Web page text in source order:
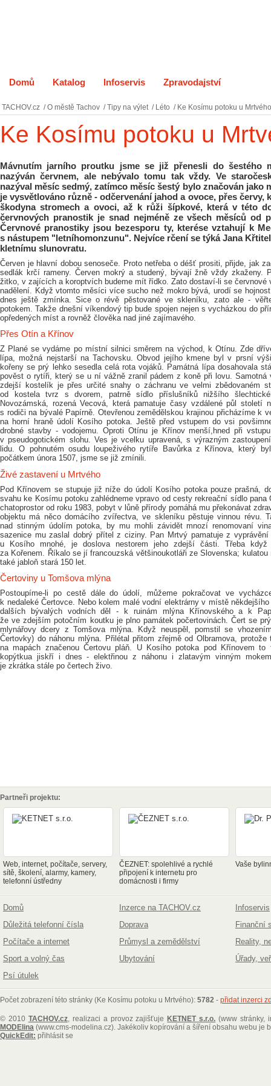
Domů Katalog Infoservis Zpravodajství
TACHOV.cz / O městě Tachov / Tipy na výlet / Léto / Ke Kosímu potoku u Mrtvého
Ke Kosímu potoku u
Mávnutím jarního proutku jsme se již přenesli do šestého
nazýván červnem, ale nebývalo tomu tak vždy. Ve
nazýval měsíc sedmý, zatímco měsíc šestý bylo značován jako
je vysvětlováno různě - odčervenání jahod a ovoce, přes červy,
škodyna stromech a ovoci, až k růži šípkové, která v této
červnových pranostik je snad nejméně ze všech měsíců od
Červnové pranostiky jsou bezesporu ty, kterése vztahují k
s nástupem "letníhomonzunu". Nejvíce rčení se týká Jana
kletnímu slunovratu.
Červen je hlavní dobou senoseče. Proto netřeba o déšť prositi, přijde, jak
sedlák krčí rameny. Červen mokrý a studený, bývají žně vždy zkaženy.
žitko, v zajících a koroptvích budeme mít řídko. Zato dostaví-li se červnové
nadělení. Když vtomto měsíci více sucho než mokro bývá, urodí se
dnes ještě zmínka. Sice o révě pěstované ve skleníku, zato ale -
potokem. Takže dnešní víkendový tip bude spojen nejen s vycházkou do
opředených míst a rovněž člověka nad jiné zajímavého.
Přes Otín a Křínov
Z Plané se vydáme po místní silnici směrem na východ, k Otínu. Zde
lípa, možná nejstarší na Tachovsku. Obvod jejího kmene byl v prsní
kořeny se prý lehko sesedla celá rota vojáků. Památná lípa dosahovala
pověst o rytíři, který se u ní vážně zranil pádem z koně při lovu.
zdejší kostelík je přes určité snahy o záchranu ve velmi zbědovaném
od kostela tvrz s dvorem, patrně sídlo příslušníků nižšího
Novozámská, rozená Vecová, která pamatuje časy vzdálené půl století
s rodiči na bývalé Papírně. Otevřenou zemědělskou krajinou přicházíme k
na horní hraně údolí Kosího potoka. Ještě před vstupem do vsi
drobné stavby - vodojemu. Oproti Otínu je Křínov menší,hned při
v pseudogotickém slohu. Ves je vcelku upravená, s výrazným
lidu. O pohnutém osudu loupeživého rytíře Bavůrka z Křínova, který
počátkem února 1507, jsme se již zmínili.
Živé zastavení u Mrtvého
Pod Křínovem se stupuje již níže do údolí Kosího potoka pouze prašná,
svahu ke Kosímu potoku zahlédneme vpravo od cesty rekreační sídlo pana
chatoprostor od roku 1983, pobyt v lůně přírody pomáhá mu překonávat
objektu má něco domácího zvířectva, ve skleníku pěstuje vinnou révu.
nad stinným údolím potoka, by mu mohli závidět mnozí renomovaní
sazenice mu zaslal dobrý přítel z ciziny. Pan Mrtvý pamatuje z
u Kosího mnohé, je doslova nestorem jeho zdejší části. Třeba
za Kořenem. Říkalo se jí francouzská většinoukotláři ze Slovenska;
také jabloň stará 150 let.
Čertoviny u Tomšova mlýna
Postoupíme-li po cestě dále do údolí, můžeme pokračovat ve
k nedaleké Čertovce. Nebo kolem malé vodní elektrárny v místě
dalších bývalých vodních děl - k ruinám mlýna Křínovského a k
že ve zdejším potočním koutku je plno památek počertovinách. Čert se
mlynářovy dcery z Tomšova mlýna. Když neuspěl, pomstil se
Čertovky) do náhonu mlýna. Přilétal přitom zřejmě od Olbramova,
na mapách značenou Čertovu pláň. U Kosího potoka pod Křínovem
kopýtkua jiskří i dnes - elektřinou z náhonu i zlatavým vinným
je zkrátka stále po čertech živo.
Partneři projektu:
Web, internet, počítače, servery,
sítě, školení, alarmy, kamery,
telefonní ústředny
ČEZNET: spolehlivé a rychlé
připojení k internetu pro
domácnosti i firmy
Vaše
Domů Inzerce na TACHOV.cz
Infoservis
Důležitá telefonní čísla
Doprava
Finanční
Počítače a internet
Průmysl a zemědělství
Reality,
Sport a volný čas
Ubytování
Úřady,
Psí útulek
Počet zobrazení této stránky (Ke Kosímu potoku u Mrtvého): 5782 - přidat inzerci
© 2010 TACHOV.cz, realizaci a provoz zajišťuje KETNET s.r.o. (www stránky,
MODElina (www.cms-modelina.cz). Jakékoliv kopírování a šíření obsahu webu je
QuickEdit: přihlásit se